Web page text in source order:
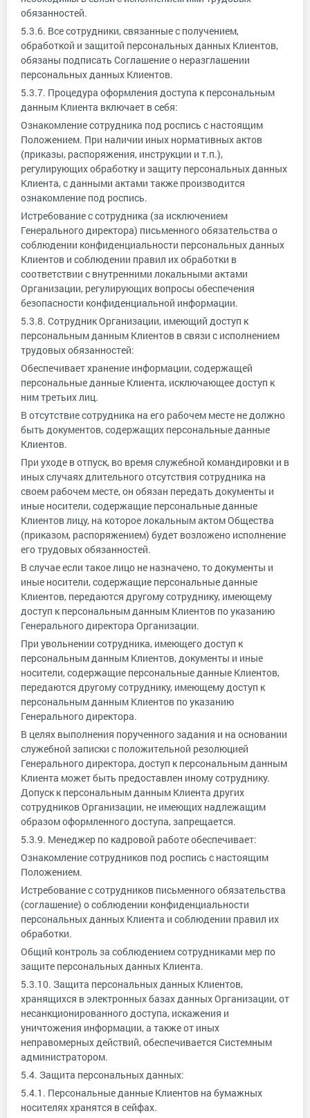
обязанностей.
5.3.6. Все сотрудники, связанные с получением,
обработкой и защитой персональных данных Клиентов,
обязаны подписать Соглашение о неразглашении
персональных данных Клиентов.
5.3.7. Процедура оформления доступа к персональным
данным Клиента включает в себя:
Ознакомление сотрудника под роспись с настоящим
Положением. При наличии иных нормативных актов
(приказы, распоряжения, инструкции и т.п.),
регулирующих обработку и защиту персональных данных
Клиента, с данными актами также производится
ознакомление под роспись.
Истребование с сотрудника (за исключением
Генерального директора) письменного обязательства о
соблюдении конфиденциальности персональных данных
Клиентов и соблюдении правил их обработки в
соответствии с внутренними локальными актами
Организации, регулирующих вопросы обеспечения
безопасности конфиденциальной информации.
5.3.8. Сотрудник Организации, имеющий доступ к
персональным данным Клиентов в связи с исполнением
трудовых обязанностей:
Обеспечивает хранение информации, содержащей
персональные данные Клиента, исключающее доступ к
ним третьих лиц.
В отсутствие сотрудника на его рабочем месте не должно
быть документов, содержащих персональные данные
Клиентов.
При уходе в отпуск, во время служебной командировки и в
иных случаях длительного отсутствия сотрудника на
своем рабочем месте, он обязан передать документы и
иные носители, содержащие персональные данные
Клиентов лицу, на которое локальным актом Общества
(приказом, распоряжением) будет возложено исполнение
его трудовых обязанностей.
В случае если такое лицо не назначено, то документы и
иные носители, содержащие персональные данные
Клиентов, передаются другому сотруднику, имеющему
доступ к персональным данным Клиентов по указанию
Генерального директора Организации.
При увольнении сотрудника, имеющего доступ к
персональным данным Клиентов, документы и иные
носители, содержащие персональные данные Клиентов,
передаются другому сотруднику, имеющему доступ к
персональным данным Клиентов по указанию
Генерального директора.
В целях выполнения порученного задания и на основании
служебной записки с положительной резолюцией
Генерального директора, доступ к персональным данным
Клиента может быть предоставлен иному сотруднику.
Допуск к персональным данным Клиента других
сотрудников Организации, не имеющих надлежащим
образом оформленного доступа, запрещается.
5.3.9. Менеджер по кадровой работе обеспечивает:
Ознакомление сотрудников под роспись с настоящим
Положением.
Истребование с сотрудников письменного обязательства
(соглашение) о соблюдении конфиденциальности
персональных данных Клиента и соблюдении правил их
обработки.
Общий контроль за соблюдением сотрудниками мер по
защите персональных данных Клиента.
5.3.10. Защита персональных данных Клиентов,
хранящихся в электронных базах данных Организации, от
несанкционированного доступа, искажения и
уничтожения информации, а также от иных
неправомерных действий, обеспечивается Системным
администратором.
5.4. Защита персональных данных:
5.4.1. Персональные данные Клиентов на бумажных
носителях хранятся в сейфах.